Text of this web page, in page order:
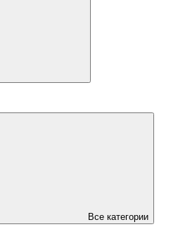
Все категории